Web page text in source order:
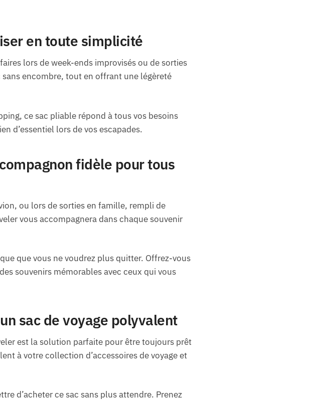
en toute simplicité
lors de week-ends improvisés ou de sorties
encombre, tout en offrant une légèreté
ce sac pliable répond à tous vos besoins
d’essentiel lors de vos escapades.
fidèle pour tous
ou lors de sorties en famille, rempli de
vous accompagnera dans chaque souvenir
que vous ne voudrez plus quitter. Offrez-vous
souvenirs mémorables avec ceux qui vous
sac de voyage polyvalent
est la solution parfaite pour être toujours prêt
à votre collection d’accessoires de voyage et
d’acheter ce sac sans plus attendre. Prenez